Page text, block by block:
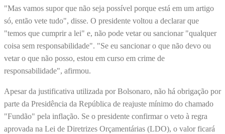
"Mas vamos supor que não seja possível porque está em um artigo
só, então vete tudo", disse. O presidente voltou a declarar que
"temos que cumprir a lei" e, não pode vetar ou sancionar "qualquer
coisa sem responsabilidade". "Se eu sancionar o que não devo ou
vetar o que não posso, estou em curso em crime de
responsabilidade", afirmou.
Apesar da justificativa utilizada por Bolsonaro, não há obrigação por
parte da Presidência da República de reajuste mínimo do chamado
"Fundão" pela inflação. Se o presidente confirmar o veto à regra
aprovada na Lei de Diretrizes Orçamentárias (LDO), o valor ficará